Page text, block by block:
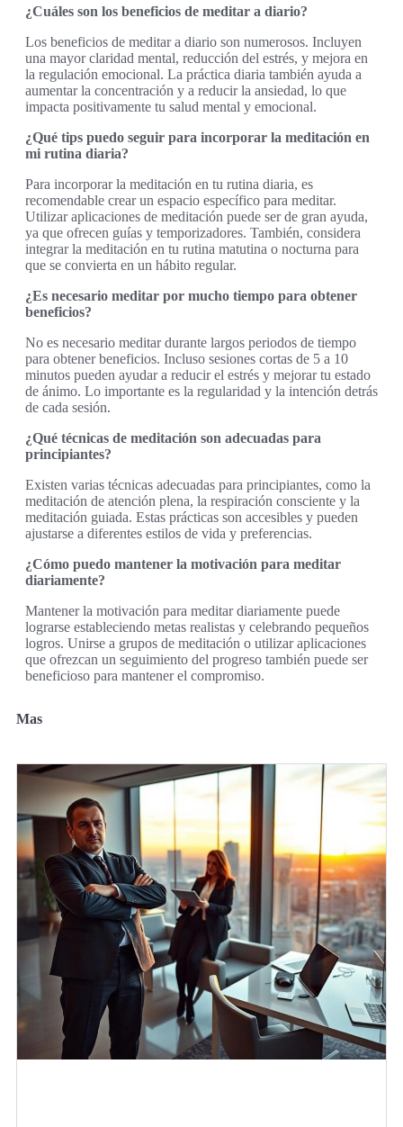
¿Cuáles son los beneficios de meditar a diario?
Los beneficios de meditar a diario son numerosos. Incluyen
una mayor claridad mental, reducción del estrés, y mejora en
la regulación emocional. La práctica diaria también ayuda a
aumentar la concentración y a reducir la ansiedad, lo que
impacta positivamente tu salud mental y emocional.
¿Qué tips puedo seguir para incorporar la meditación en
mi rutina diaria?
Para incorporar la meditación en tu rutina diaria, es
recomendable crear un espacio específico para meditar.
Utilizar aplicaciones de meditación puede ser de gran ayuda,
ya que ofrecen guías y temporizadores. También, considera
integrar la meditación en tu rutina matutina o nocturna para
que se convierta en un hábito regular.
¿Es necesario meditar por mucho tiempo para obtener
beneficios?
No es necesario meditar durante largos periodos de tiempo
para obtener beneficios. Incluso sesiones cortas de 5 a 10
minutos pueden ayudar a reducir el estrés y mejorar tu estado
de ánimo. Lo importante es la regularidad y la intención detrás
de cada sesión.
¿Qué técnicas de meditación son adecuadas para
principiantes?
Existen varias técnicas adecuadas para principiantes, como la
meditación de atención plena, la respiración consciente y la
meditación guiada. Estas prácticas son accesibles y pueden
ajustarse a diferentes estilos de vida y preferencias.
¿Cómo puedo mantener la motivación para meditar
diariamente?
Mantener la motivación para meditar diariamente puede
lograrse estableciendo metas realistas y celebrando pequeños
logros. Unirse a grupos de meditación o utilizar aplicaciones
que ofrezcan un seguimiento del progreso también puede ser
beneficioso para mantener el compromiso.
Mas